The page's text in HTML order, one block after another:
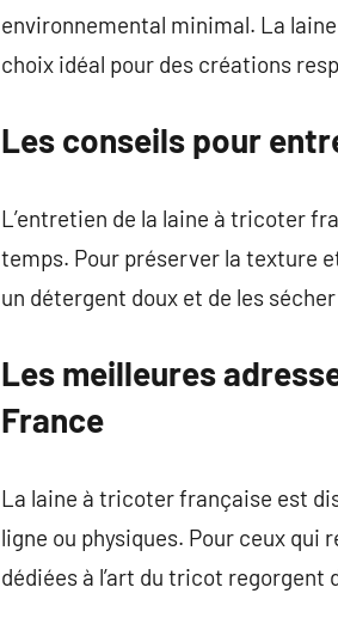
environnemental minimal. La
choix idéal pour des créations
Les conseils pour
L’entretien de la laine à tricoter
temps. Pour préserver la texture
un détergent doux et de les sécher
Les meilleures
France
La laine à tricoter française est
ligne ou physiques. Pour ceux
dédiées à l’art du tricot